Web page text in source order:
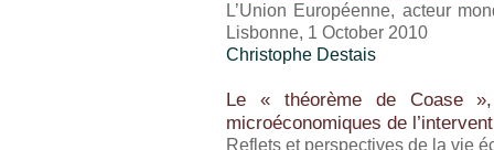
L’Union Européenne, acteur
Lisbonne, 1 October 2010
Christophe Destais
Le « théorème de Coase
microéconomiques de
Reflets et perspectives de la vie